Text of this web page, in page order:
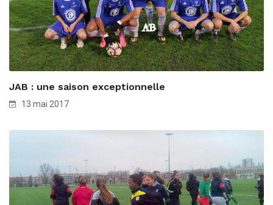
JAB : une saison exceptionnelle
13 mai 2017